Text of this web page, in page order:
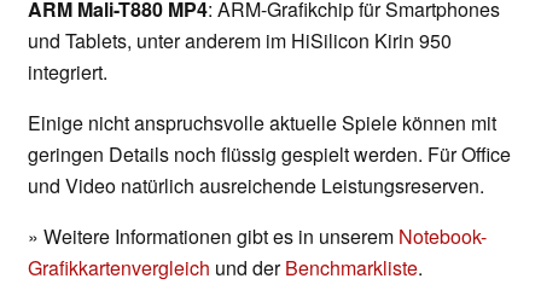
ARM Mali-T880 MP4: ARM-Grafikchip für Smartphones
und Tablets, unter anderem im HiSilicon Kirin 950
integriert.
Einige nicht anspruchsvolle aktuelle Spiele können mit
geringen Details noch flüssig gespielt werden. Für Office
und Video natürlich ausreichende Leistungsreserven.
» Weitere Informationen gibt es in unserem Notebook-
Grafikkartenvergleich und derBenchmarkliste.